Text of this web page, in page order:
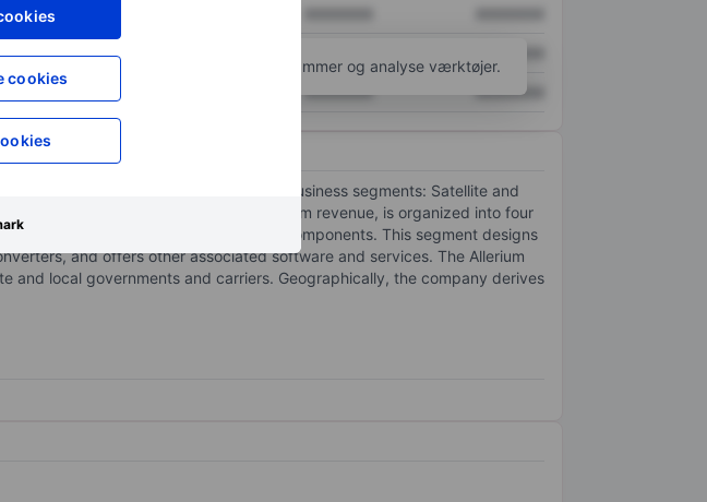
cookies
XXXXXXX XXXXXXX
for at få adgang til flere diagrammer og analyse værktøjer.
It operates in two reportable business segments: Satellite and
segment, which generates maximum revenue, is organized into four
cybersecurity training, and space components. This segment designs
and offers other associated software and services. The Allerium
and local governments and carriers. Geographically, the company derives